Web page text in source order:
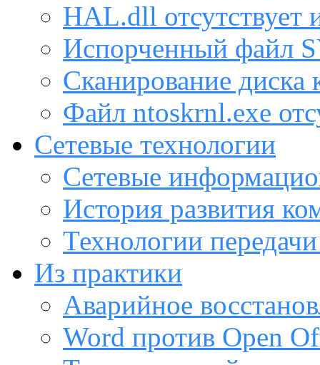
HAL.dll отсутствует
Испорченный файл
Сканирование
Файл ntoskrnl.exe
Сетевые технологии
Сетевые
История развития
Технологии
Из практики
Аварийное
Word против Open